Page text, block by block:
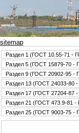
sitemap
Раздел 1 (ГОСТ 10.55-71 -
Раздел 5 (ГОСТ 15879-70 -
Раздел 9 (ГОСТ 20902-95 -
Раздел 13 (ГОСТ 24033-80
Раздел 17 (ГОСТ 27204-87
Раздел 21 (ГОСТ 473.9-81 -
Раздел 25 (ГОСТ 9003-75 -